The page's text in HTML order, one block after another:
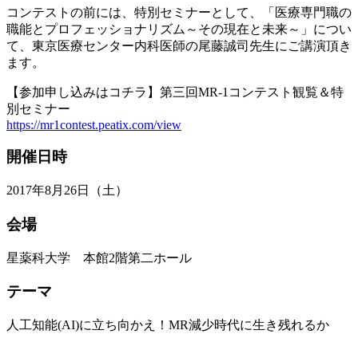
コンテストの前には、特別セミナーとして、「医療専門職の
職能とプロフェッショナリズム～その現在と未来～」につい
て、東京医療センター内科医師の尾藤誠司先生にご講演頂き
ます。
【参加申し込みはコチラ】第三回MR-1コンテスト観覧＆特
別セミナー
https://mr1contest.peatix.com/view
開催日時
2017年8月26日（土）
会場
星薬科大学 本館2階第二ホール
テーマ
人工知能(AI)に立ち向かえ！MR減少時代に生き残れるか